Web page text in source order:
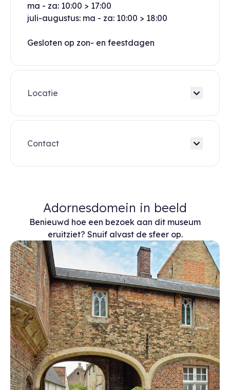
ma - za: 10:00 > 17:00
juli-augustus: ma - za: 10:00 > 18:00
Gesloten op zon- en feestdagen
Locatie
Contact
Adornesdomein in beeld
Benieuwd hoe een bezoek aan dit museum
eruitziet? Snuif alvast de sfeer op.